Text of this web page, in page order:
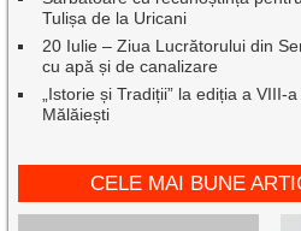
Tulișa de la Uricani
20 Iulie – Ziua Lucrătorului din
cu apă și de canalizare
„Istorie și Tradiții” la ediția a VIII-
Mălăiești
CELE MAI BUNE